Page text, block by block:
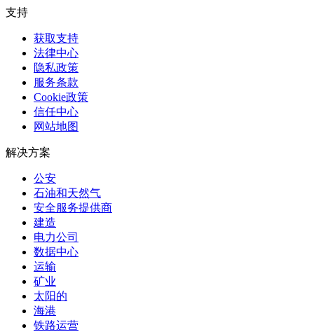
支持
获取支持
法律中心
隐私政策
服务条款
Cookie政策
信任中心
网站地图
解决方案
公安
石油和天然气
安全服务提供商
建造
电力公司
数据中心
运输
矿业
太阳的
海港
铁路运营